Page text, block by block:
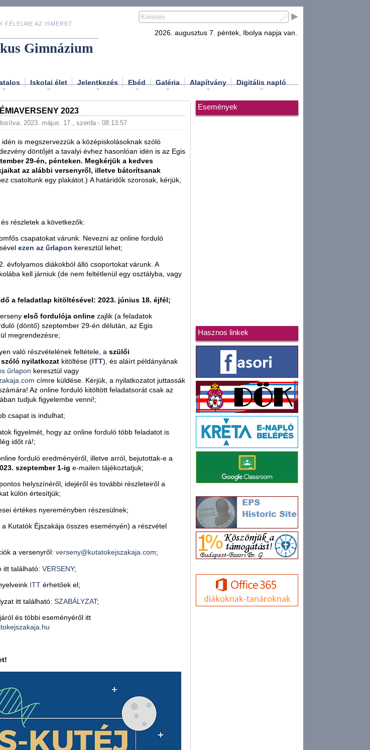
FÉLELME AZ ISMERET
Gimnázium
2026. augusztus 7. péntek, Ibolya napja van.
Iskolai élet Jelentkezés Ebéd Galéria Alapítvány Digitális napló
2023
2023. május. 17., szerda - 08:13:57
is megszervezzük a középiskolásoknak szóló
döntőjét a tavalyi évhez hasonlóan idén is az Egis
29-én, pénteken. Megkérjük a kedves
az alábbi versenyről, illetve bátorítsanak
csatoltunk egy plakátot.) A határidők szorosak, kérjük,
részletek a következők:
csapatokat várunk. Nevezni az online forduló
ezen az űrlapon keresztül lehet;
diákokból álló csoportokat várunk. A
kell járniuk (de nem feltétlenül egy osztályba, vagy
a feladatlap kitöltésével: 2023. június 18. éjfél;
első fordulója online zajlik (a feladatok
(döntő) szeptember 29-én délután, az Egis
megrendezésre;
való részvételének feltétele, a szülői
nyilatkozat kitöltése ( ITT), és aláírt példányának
űrlapon keresztül vagy
címre küldése. Kérjük, a nyilatkozatot juttassák
Az online forduló kitöltött feladatsorát csak az
tudjuk figyelembe venni!;
is indulhat;
figyelmét, hogy az online forduló több feladatot is
időt rá!;
forduló eredményéről, illetve arról, bejutottak-e a
szeptember 1-ig e-mailen tájékoztatjuk;
helyszínéről, idejéről és további részleteiről a
külön értesítjük;
értékes nyereményben részesülnek;
Éjszakája összes eseményén) a részvétel
a versenyről: verseny@kutatokejszakaja.com;
található: VERSENY;
ITT érhetőek el;
itt található: SZABÁLYZAT;
és többi eseményéről itt
Események
Hasznos linkek